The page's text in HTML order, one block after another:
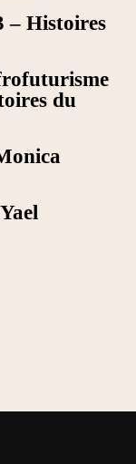
– Histoires
du